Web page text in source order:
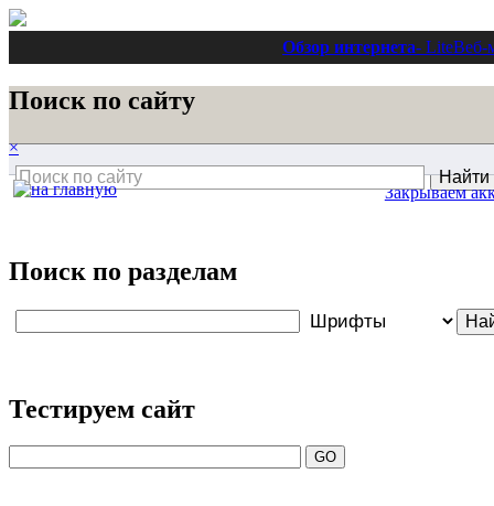
Обзор интернета- LiteВеб-
Поиск по сайту
×
Поиск по разделам
Тестируем сайт
Закрываем